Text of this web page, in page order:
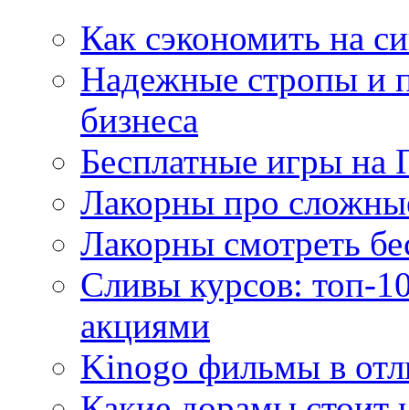
Как сэкономить на
Надежные стропы и
бизнеса
Бесплатные игры на
Лакорны про
Лакорны смотреть
Сливы курсов: топ-
акциями
Kinogo фильмы в